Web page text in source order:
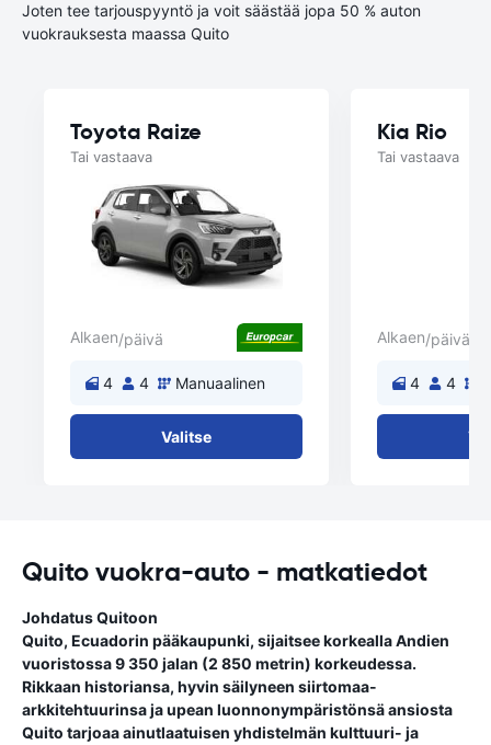
Joten tee tarjouspyyntö ja voit säästää jopa 50 % auton
vuokrauksesta maassa Quito
Toyota Raize
Tai vastaava
Alkaen/päivä
4 4 Manuaalinen
Valitse
Kia Rio
Tai vastaava
Alkaen/päivä
4 4
Quito vuokra-auto - matkatiedot
Johdatus Quitoon
Quito, Ecuadorin pääkaupunki, sijaitsee korkealla Andien
vuoristossa 9 350 jalan (2 850 metrin) korkeudessa.
Rikkaan historiansa, hyvin säilyneen siirtomaa-
arkkitehtuurinsa ja upean luonnonympäristönsä ansiosta
Quito tarjoaa ainutlaatuisen yhdistelmän kulttuuri- ja